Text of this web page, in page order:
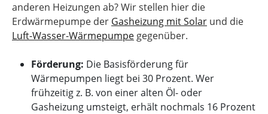
anderen Heizungen ab? Wir stellen hier die
Erdwärmepumpe der Gasheizung mit Solar und die
Luft-Wasser-Wärmepumpe gegenüber.
Förderung: Die Basisförderung für
Wärmepumpen liegt bei 30 Prozent. Wer
frühzeitig z. B. von einer alten Öl- oder
Gasheizung umsteigt, erhält nochmals 16 Prozent